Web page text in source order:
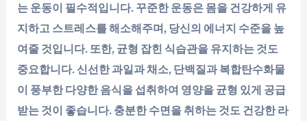
는 운동이 필수적입니다. 꾸준한 운동은 몸을 건강하게 유
지하고 스트레스를 해소해주며, 당신의 에너지 수준을 높
여줄 것입니다. 또한, 균형 잡힌 식습관을 유지하는 것도
중요합니다. 신선한 과일과 채소, 단백질과 복합탄수화물
이 풍부한 다양한 음식을 섭취하여 영양을 균형 있게 공급
받는 것이 좋습니다. 충분한 수면을 취하는 것도 건강한 라